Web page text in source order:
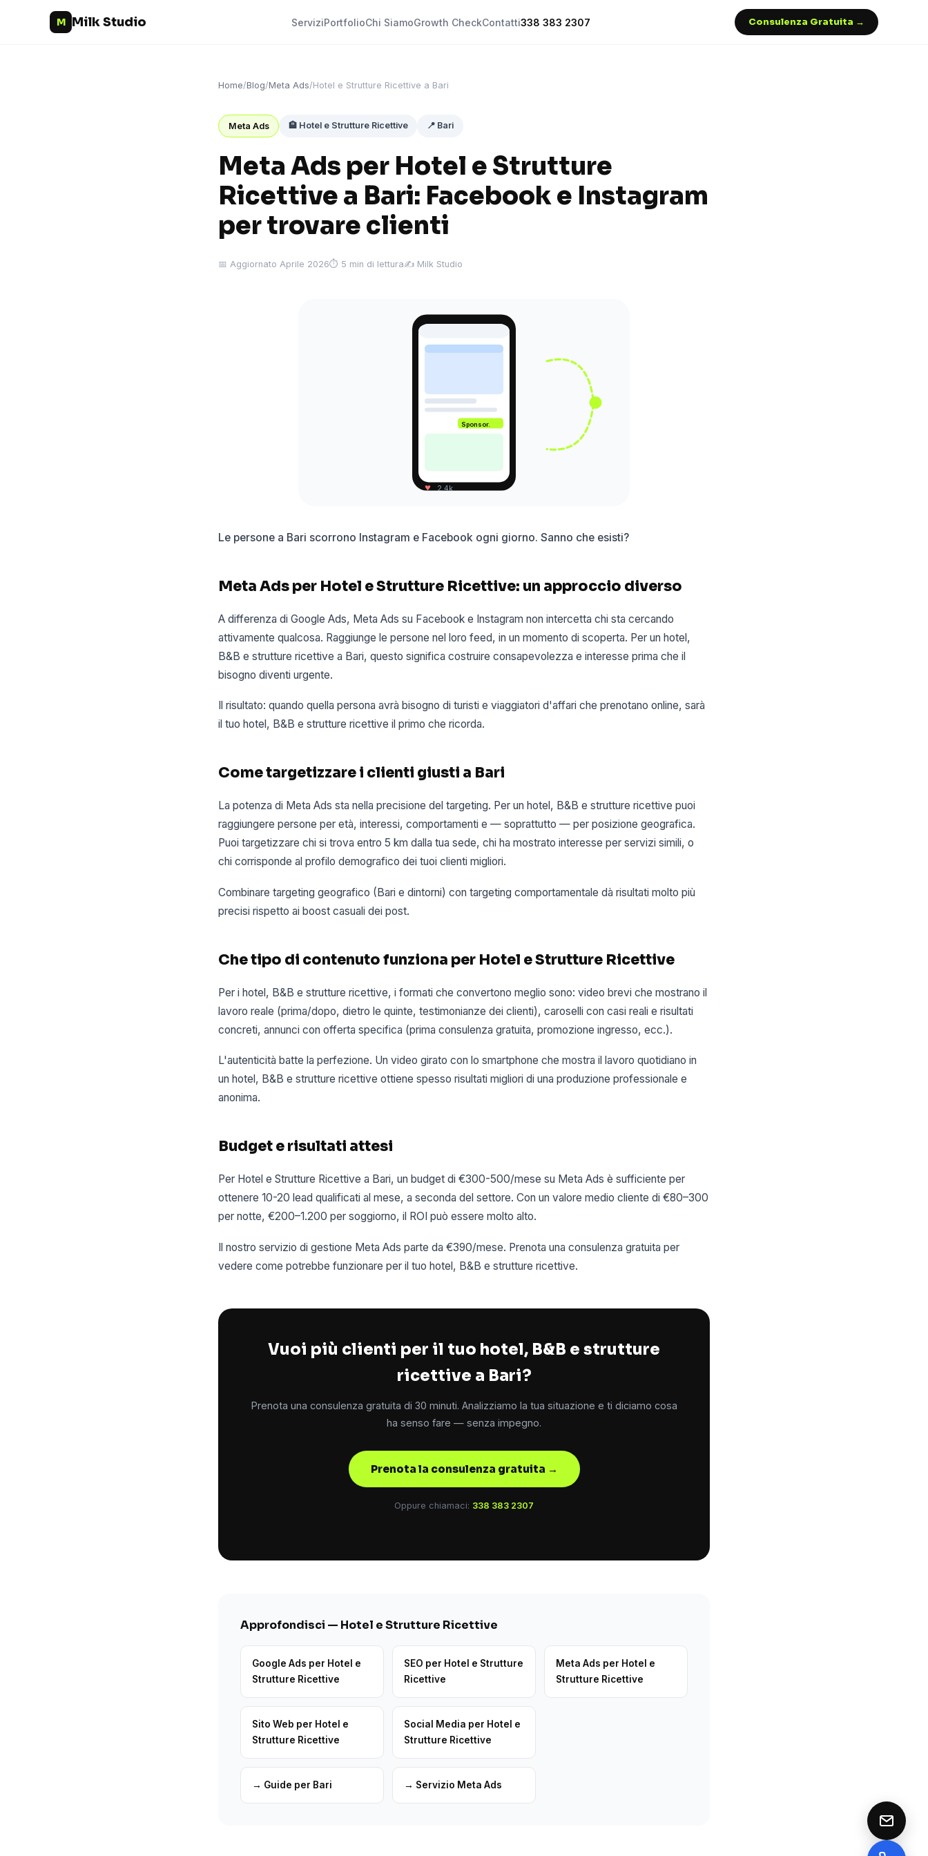
M Milk Studio ServiziPortfolioChi SiamoGrowth CheckContatti338 383 2307 Consulenza Gratuita →
Home/Blog/Meta Ads/Hotel e Strutture Ricettive a Bari
Meta Ads 🏨 Hotel e Strutture Ricettive 📍 Bari
Meta Ads per Hotel e Strutture
Ricettive a Bari: Facebook e Instagram
per trovare clienti
📅 Aggiornato Aprile 2026⏱ 5 min di lettura✍️ Milk Studio
Sponsor.
♥ 2.4k
Le persone a Bari scorrono Instagram e Facebook ogni giorno. Sanno che esisti?
Meta Ads per Hotel e Strutture Ricettive: un approccio diverso
A differenza di Google Ads, Meta Ads su Facebook e Instagram non intercetta chi sta cercando
attivamente qualcosa. Raggiunge le persone nel loro feed, in un momento di scoperta. Per un hotel,
B&B e strutture ricettive a Bari, questo significa costruire consapevolezza e interesse prima che il
bisogno diventi urgente.
Il risultato: quando quella persona avrà bisogno di turisti e viaggiatori d'affari che prenotano online, sarà
il tuo hotel, B&B e strutture ricettive il primo che ricorda.
Come targetizzare i clienti giusti a Bari
La potenza di Meta Ads sta nella precisione del targeting. Per un hotel, B&B e strutture ricettive puoi
raggiungere persone per età, interessi, comportamenti e — soprattutto — per posizione geografica.
Puoi targetizzare chi si trova entro 5 km dalla tua sede, chi ha mostrato interesse per servizi simili, o
chi corrisponde al profilo demografico dei tuoi clienti migliori.
Combinare targeting geografico (Bari e dintorni) con targeting comportamentale dà risultati molto più
precisi rispetto ai boost casuali dei post.
Che tipo di contenuto funziona per Hotel e Strutture Ricettive
Per i hotel, B&B e strutture ricettive, i formati che convertono meglio sono: video brevi che mostrano il
lavoro reale (prima/dopo, dietro le quinte, testimonianze dei clienti), caroselli con casi reali e risultati
concreti, annunci con offerta specifica (prima consulenza gratuita, promozione ingresso, ecc.).
L'autenticità batte la perfezione. Un video girato con lo smartphone che mostra il lavoro quotidiano in
un hotel, B&B e strutture ricettive ottiene spesso risultati migliori di una produzione professionale e
anonima.
Budget e risultati attesi
Per Hotel e Strutture Ricettive a Bari, un budget di €300-500/mese su Meta Ads è sufficiente per
ottenere 10-20 lead qualificati al mese, a seconda del settore. Con un valore medio cliente di €80–300
per notte, €200–1.200 per soggiorno, il ROI può essere molto alto.
Il nostro servizio di gestione Meta Ads parte da €390/mese. Prenota una consulenza gratuita per
vedere come potrebbe funzionare per il tuo hotel, B&B e strutture ricettive.
Vuoi più clienti per il tuo hotel, B&B e strutture
ricettive a Bari?
Prenota una consulenza gratuita di 30 minuti. Analizziamo la tua situazione e ti diciamo cosa
ha senso fare — senza impegno.
Prenota la consulenza gratuita →
Oppure chiamaci: 338 383 2307
Approfondisci — Hotel e Strutture Ricettive
Google Ads per Hotel e
Strutture Ricettive
SEO per Hotel e Strutture
Ricettive
Meta Ads per Hotel e
Strutture Ricettive
Sito Web per Hotel e
Strutture Ricettive
Social Media per Hotel e
Strutture Ricettive
→ Guide per Bari → Servizio Meta Ads